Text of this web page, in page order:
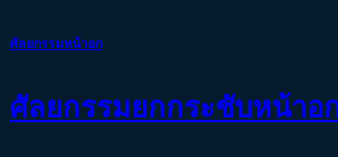
ศัลยกรรมหน้าอก
ศัลยกรรมยกกระชับหน้าอ